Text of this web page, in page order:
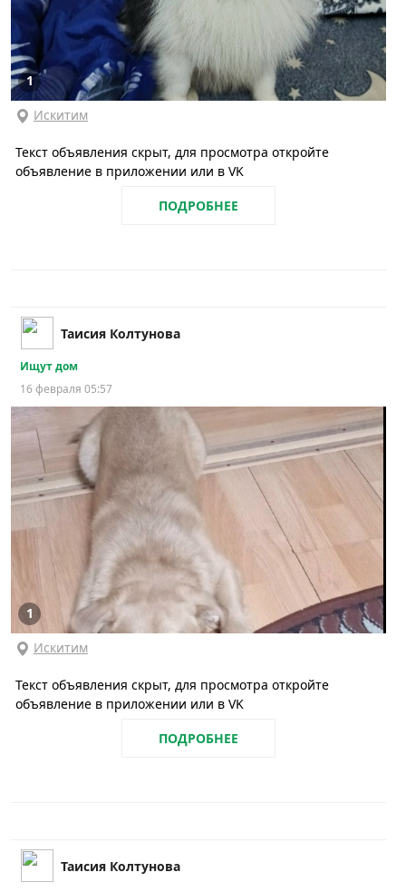
1
Искитим
Текст объявления скрыт, для просмотра откройте
объявление в приложении или в VK
ПОДРОБНЕЕ
Таисия Колтунова
Ищут дом
16 февраля 05:57
1
Искитим
Текст объявления скрыт, для просмотра откройте
объявление в приложении или в VK
ПОДРОБНЕЕ
Таисия Колтунова